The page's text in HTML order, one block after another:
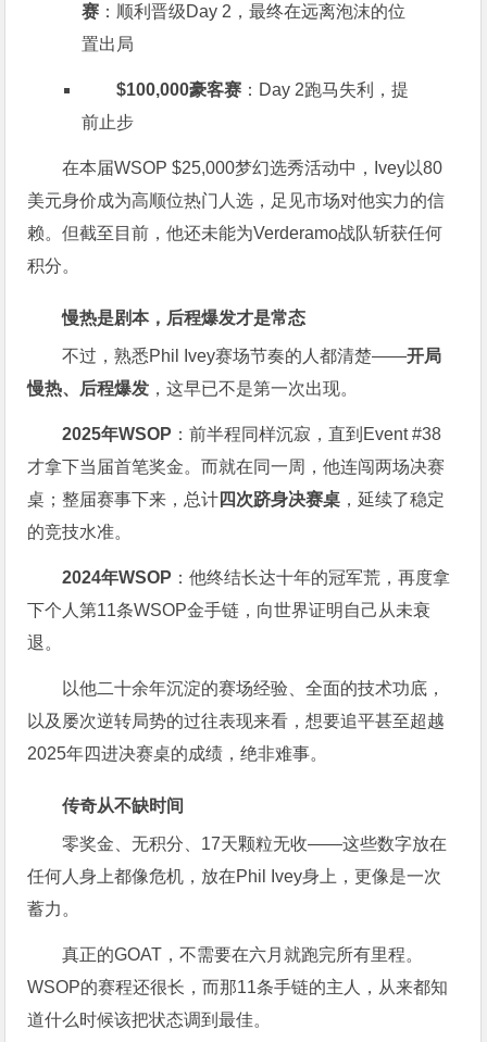
赛 ：顺利晋级Day 2，最终在远离泡沫的位
置出局
$100,000豪客赛 ：Day 2跑马失利，提
前止步
在本届WSOP $25,000梦幻选秀活动中，Ivey以80
美元身价成为高顺位热门人选，足见市场对他实力的信
赖。但截至目前，他还未能为Verderamo战队斩获任何
积分。
慢热是剧本，后程爆发才是常态
不过，熟悉Phil Ivey赛场节奏的人都清楚——开局
慢热、后程爆发 ，这早已不是第一次出现。
2025年WSOP ：前半程同样沉寂，直到Event #38
才拿下当届首笔奖金。而就在同一周，他连闯两场决赛
桌；整届赛事下来，总计四次跻身决赛桌 ，延续了稳定
的竞技水准。
2024年WSOP ：他终结长达十年的冠军荒，再度拿
下个人第11条WSOP金手链，向世界证明自己从未衰
退。
以他二十余年沉淀的赛场经验、全面的技术功底，
以及屡次逆转局势的过往表现来看，想要追平甚至超越
2025年四进决赛桌的成绩，绝非难事。
传奇从不缺时间
零奖金、无积分、17天颗粒无收——这些数字放在
任何人身上都像危机，放在Phil Ivey身上，更像是一次
蓄力。
真正的GOAT，不需要在六月就跑完所有里程。
WSOP的赛程还很长，而那11条手链的主人，从来都知
道什么时候该把状态调到最佳。